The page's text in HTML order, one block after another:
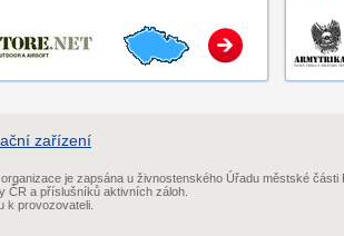
zařízení
je zapsána u živnostenského Úřadu městské
ČR a příslušníků aktivních záloh.
k provozovateli.